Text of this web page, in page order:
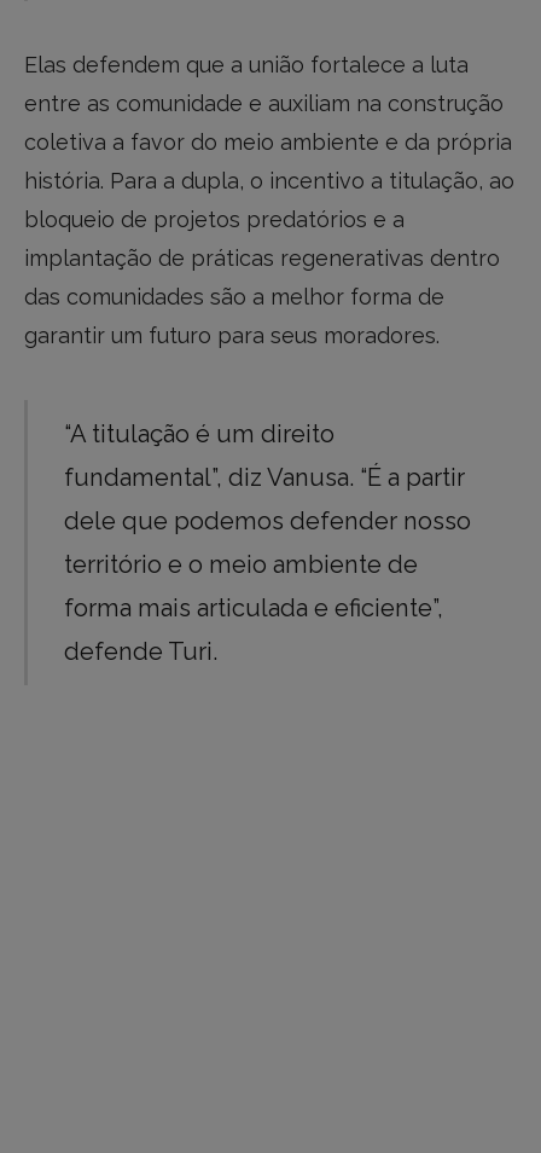
Elas defendem que a união fortalece a luta
entre as comunidade e auxiliam na construção
coletiva a favor do meio ambiente e da própria
história. Para a dupla, o incentivo a titulação, ao
bloqueio de projetos predatórios e a
implantação de práticas regenerativas dentro
das comunidades são a melhor forma de
garantir um futuro para seus moradores.
“A titulação é um direito
fundamental”, diz Vanusa. “É a partir
dele que podemos defender nosso
território e o meio ambiente de
forma mais articulada e eficiente”,
defende Turi.